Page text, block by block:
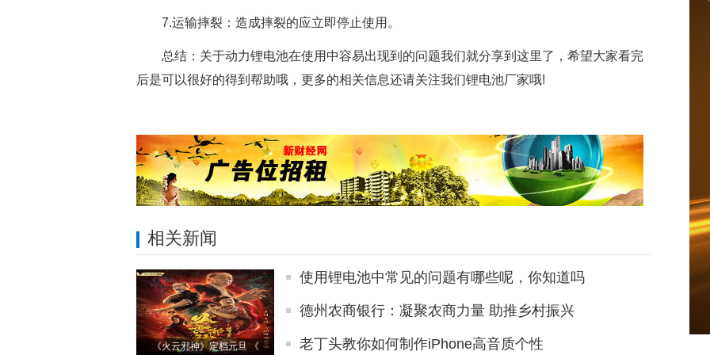
7.运输摔裂：造成摔裂的应立即停止使用。
总结：关于动力锂电池在使用中容易出现到的问题我们就分享到这里了，希望大家看完
后是可以很好的得到帮助哦，更多的相关信息还请关注我们锂电池厂家哦!
相关新闻
《火云邪神》定档元旦 《
使用锂电池中常见的问题有哪些呢，你知道吗
德州农商银行：凝聚农商力量 助推乡村振兴
老丁头教你如何制作iPhone高音质个性